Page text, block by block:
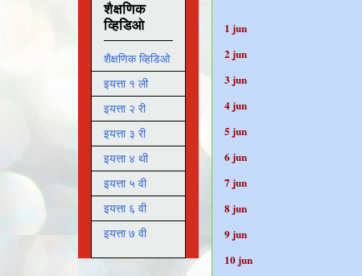
1 jun
2 jun
3 jun
4 jun
5 jun
6 jun
7 jun
8 jun
9 jun
10 jun
शैक्षणिक
व्हिडिओ
शैक्षणिक व्हिडिओ
इयत्ता १ ली
इयत्ता २ री
इयत्ता ३ री
इयत्ता ४ थी
इयत्ता ५ वी
इयत्ता ६ वी
इयत्ता ७ वी